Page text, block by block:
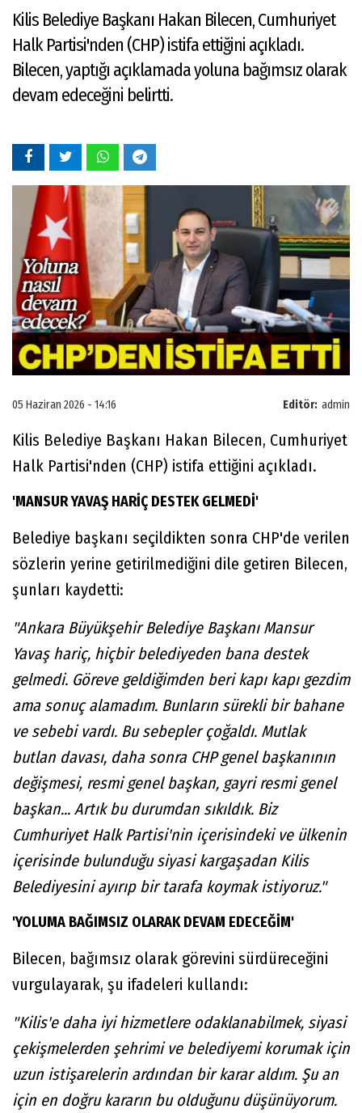
Kilis Belediye Başkanı Hakan Bilecen, Cumhuriyet
Halk Partisi'nden (CHP) istifa ettiğini açıkladı.
Bilecen, yaptığı açıklamada yoluna bağımsız olarak
devam edeceğini belirtti.
Editör: admin
05 Haziran 2026 - 14:16
Kilis Belediye Başkanı Hakan Bilecen, Cumhuriyet
Halk Partisi'nden (CHP) istifa ettiğini açıkladı.
'MANSUR YAVAŞ HARİÇ DESTEK GELMEDİ'
Belediye başkanı seçildikten sonra CHP'de verilen
sözlerin yerine getirilmediğini dile getiren Bilecen,
şunları kaydetti:
"Ankara Büyükşehir Belediye Başkanı Mansur
Yavaş hariç, hiçbir belediyeden bana destek
gelmedi. Göreve geldiğimden beri kapı kapı gezdim
ama sonuç alamadım. Bunların sürekli bir bahane
ve sebebi vardı. Bu sebepler çoğaldı. Mutlak
butlan davası, daha sonra CHP genel başkanının
değişmesi, resmi genel başkan, gayri resmi genel
başkan... Artık bu durumdan sıkıldık. Biz
Cumhuriyet Halk Partisi'nin içerisindeki ve ülkenin
içerisinde bulunduğu siyasi kargaşadan Kilis
Belediyesini ayırıp bir tarafa koymak istiyoruz."
'YOLUMA BAĞIMSIZ OLARAK DEVAM EDECEĞİM'
Bilecen, bağımsız olarak görevini sürdüreceğini
vurgulayarak, şu ifadeleri kullandı:
"Kilis'e daha iyi hizmetlere odaklanabilmek, siyasi
çekişmelerden şehrimi ve belediyemi korumak için
uzun istişarelerin ardından bir karar aldım. Şu an
için en doğru kararın bu olduğunu düşünüyorum.